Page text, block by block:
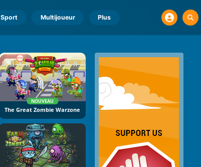
Sport Multijoueur Plus
NOUVEAU
The Great Zombie Warzone